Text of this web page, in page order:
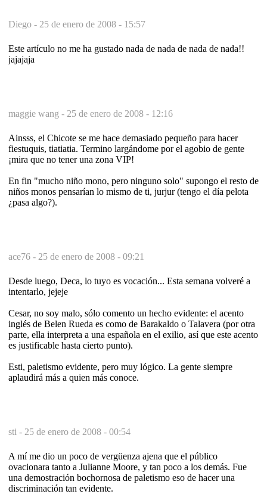
Diego - 25 de enero de 2008 - 15:57
Este artículo no me ha gustado nada de nada de nada de nada!!
jajajaja
maggie wang - 25 de enero de 2008 - 12:16
Ainsss, el Chicote se me hace demasiado pequeño para hacer
fiestuquis, tiatiatia. Termino largándome por el agobio de gente
¡mira que no tener una zona VIP!
En fin "mucho niño mono, pero ninguno solo" supongo el resto de
niños monos pensarían lo mismo de ti, jurjur (tengo el día pelota
¿pasa algo?).
ace76 - 25 de enero de 2008 - 09:21
Desde luego, Deca, lo tuyo es vocación... Esta semana volveré a
intentarlo, jejeje
Cesar, no soy malo, sólo comento un hecho evidente: el acento
inglés de Belen Rueda es como de Barakaldo o Talavera (por otra
parte, ella interpreta a una española en el exilio, así que este acento
es justificable hasta cierto punto).
Esti, paletismo evidente, pero muy lógico. La gente siempre
aplaudirá más a quien más conoce.
sti - 25 de enero de 2008 - 00:54
A mí me dio un poco de vergüenza ajena que el público
ovacionara tanto a Julianne Moore, y tan poco a los demás. Fue
una demostración bochornosa de paletismo eso de hacer una
discriminación tan evidente.